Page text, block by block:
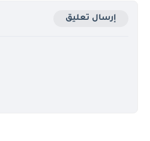
إرسال تعليق